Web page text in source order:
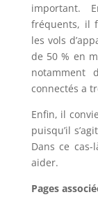
important.
fréquents, il
les vols
de 50 % en
notamment
connectés a
Enfin, il
puisqu’il
Dans ce cas-
aider.
Pages